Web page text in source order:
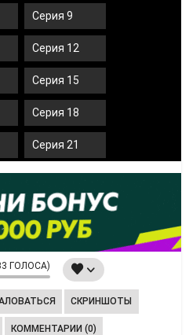
Серия 9
Серия 12
Серия 15
Серия 18
Серия 21
ГОЛОСА)
СКРИНШОТЫ
КОММЕНТАРИИ (0)